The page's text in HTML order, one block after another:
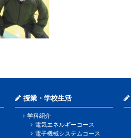
授業・学校生活
学科紹介
電気エネルギーコース
電子機械システムコース